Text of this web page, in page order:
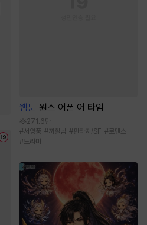
웹툰 원스 어폰 어 타임
271.6만
#서양풍 #까칠남 #판타지/SF #로맨스
#드라마